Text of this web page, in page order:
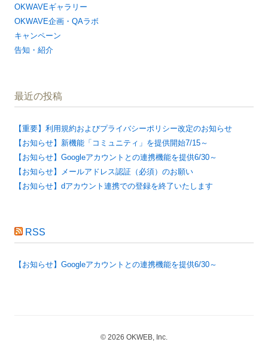
OKWAVEギャラリー
OKWAVE企画・QAラボ
キャンペーン
告知・紹介
最近の投稿
【重要】利用規約およびプライバシーポリシー改定のお知らせ
【お知らせ】新機能「コミュニティ」を提供開始7/15～
【お知らせ】Googleアカウントとの連携機能を提供6/30～
【お知らせ】メールアドレス認証（必須）のお願い
【お知らせ】dアカウント連携での登録を終了いたします
RSS
【お知らせ】Googleアカウントとの連携機能を提供6/30～
© 2026 OKWEB, Inc.